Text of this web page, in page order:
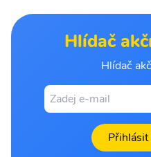
Hlídač
Hlídač
Přihlásit